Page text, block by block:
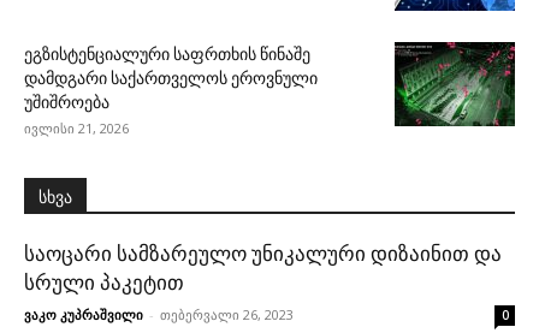
ეგზისტენციალური საფრთხის წინაშე
დამდგარი საქართველოს ეროვნული
უშიშროება
ივლისი 21, 2026
სხვა
საოცარი სამზარეულო უნიკალური დიზაინით და
სრული პაკეტით
ვაკო კუპრაშვილი - თებერვალი 26, 2023 0